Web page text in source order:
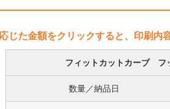
じた金額をクリックすると、印刷内
フィットカットカーブ
数量／納品日